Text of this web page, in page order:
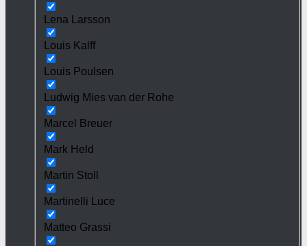
Lena Larsson
Louis Kalff
Louis Poulsen
Ludwig Mies van der Rohe
Marcel Breuer
Mark Held
Martin Stoll
Martinelli Luce
Matteo Grassi